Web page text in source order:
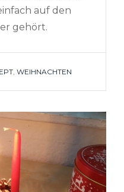
auf den
gehört.
WEIHNACHTEN